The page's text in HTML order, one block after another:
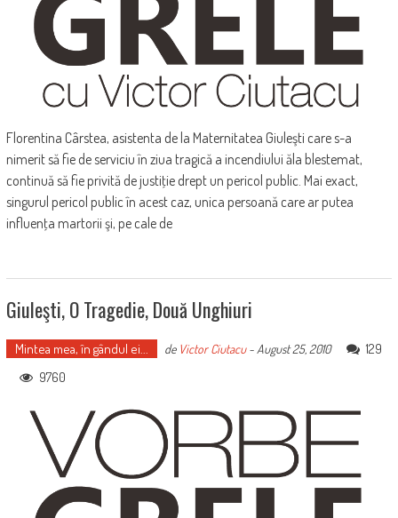
Florentina Cârstea, asistenta de la Maternitatea Giuleşti care s-a
nimerit să fie de serviciu în ziua tragică a incendiului ăla blestemat,
continuă să fie privită de justiţie drept un pericol public. Mai exact,
singurul pericol public în acest caz, unica persoană care ar putea
influenţa martorii şi, pe cale de
Giuleşti, O Tragedie, Două Unghiuri
Mintea mea, în gândul ei... de Victor Ciutacu-August 25, 2010
129
9760